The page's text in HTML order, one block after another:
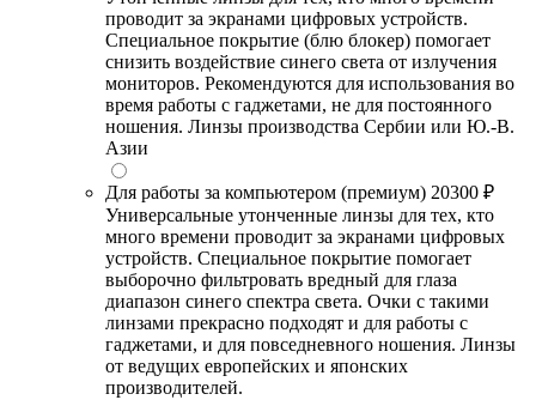
проводит за экранами цифровых устройств.
Специальное покрытие (блю блокер) помогает
снизить воздействие синего света от излучения
мониторов. Рекомендуются для использования во
время работы с гаджетами, не для постоянного
ношения. Линзы производства Сербии или Ю.-В.
Азии
Для работы за компьютером (премиум) 20300 ₽
Универсальные утонченные линзы для тех, кто
много времени проводит за экранами цифровых
устройств. Специальное покрытие помогает
выборочно фильтровать вредный для глаза
диапазон синего спектра света. Очки с такими
линзами прекрасно подходят и для работы с
гаджетами, и для повседневного ношения. Линзы
от ведущих европейских и японских
производителей.